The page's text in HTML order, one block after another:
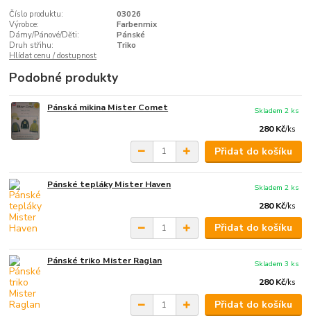
Číslo produktu:
03026
Výrobce:
Farbenmix
Dámy/Pánové/Děti:
Pánské
Druh střihu:
Triko
Hlídat cenu / dostupnost
Podobné produkty
Pánská mikina Mister Comet
280 Kč/ks
Skladem 2 ks
Přidat do košíku
Pánské tepláky Mister Haven
280 Kč/ks
Skladem 2 ks
Přidat do košíku
Pánské triko Mister Raglan
280 Kč/ks
Skladem 3 ks
Přidat do košíku